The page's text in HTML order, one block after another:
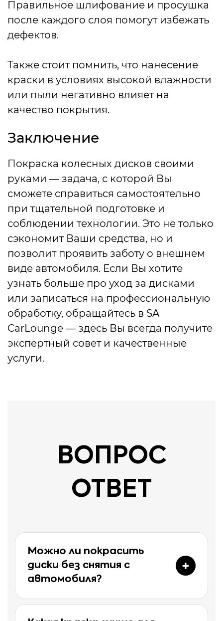
Правильное шлифование и просушка
после каждого слоя помогут избежать
дефектов.
Также стоит помнить, что нанесение
краски в условиях высокой влажности
или пыли негативно влияет на
качество покрытия.
Заключение
Покраска колесных дисков своими
руками — задача, с которой Вы
сможете справиться самостоятельно
при тщательной подготовке и
соблюдении технологии. Это не только
сэкономит Ваши средства, но и
позволит проявить заботу о внешнем
виде автомобиля. Если Вы хотите
узнать больше про уход за дисками
или записаться на профессиональную
обработку, обращайтесь в SA
CarLounge — здесь Вы всегда получите
экспертный совет и качественные
услуги.
ВОПРОС
ОТВЕТ
Можно ли покрасить
диски без снятия с
автомобиля?